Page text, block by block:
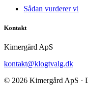
Sådan vurderer vi
Kontakt
Kimergård ApS
kontakt@klogtvalg.dk
© 2026 Kimergård ApS ·